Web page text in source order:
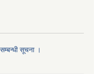
सूचना ‌।